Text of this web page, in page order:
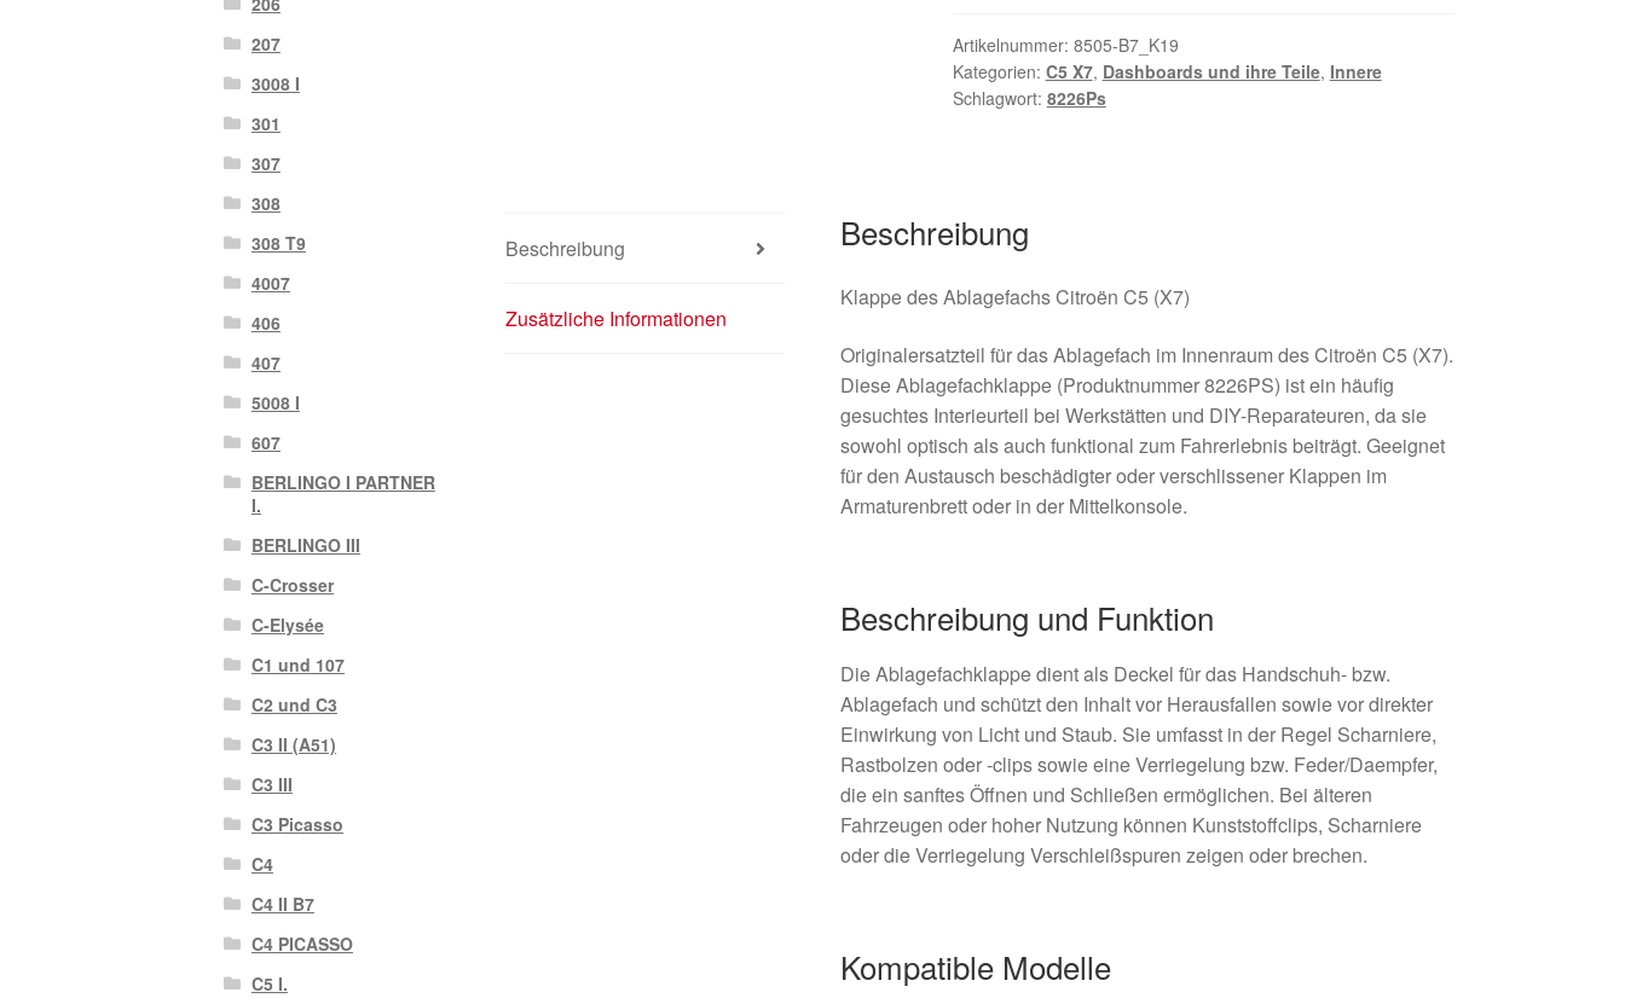
X7
8226
PSA
Artikelnummer: 8505-B7_K19
Kategorien: C5 X7, Dashboards und ihre Teile, Innere
Schlagwort: 8226Ps
Beschreibung
Zusätzliche Informationen
Beschreibung
Klappe des Ablagefachs Citroën C5 (X7)
Originalersatzteil für das Ablagefach im Innenraum des Citroën C5 (X7).
Diese Ablagefachklappe (Produktnummer 8226PS) ist ein häufig
gesuchtes Interieurteil bei Werkstätten und DIY-Reparateuren, da sie
sowohl optisch als auch funktional zum Fahrerlebnis beiträgt. Geeignet
für den Austausch beschädigter oder verschlissener Klappen im
Armaturenbrett oder in der Mittelkonsole.
Beschreibung und Funktion
Die Ablagefachklappe dient als Deckel für das Handschuh- bzw.
Ablagefach und schützt den Inhalt vor Herausfallen sowie vor direkter
Einwirkung von Licht und Staub. Sie umfasst in der Regel Scharniere,
Rastbolzen oder -clips sowie eine Verriegelung bzw. Feder/Daempfer,
die ein sanftes Öffnen und Schließen ermöglichen. Bei älteren
Fahrzeugen oder hoher Nutzung können Kunststoffclips, Scharniere
oder die Verriegelung Verschleißspuren zeigen oder brechen.
Kompatible Modelle
207
3008 I
301
307
308
308 T9
4007
406
407
5008 I
607
BERLINGO I PARTNER
I.
BERLINGO III
C-Crosser
C-Elysée
C1 und 107
C2 und C3
C3 II (A51)
C3 III
C3 Picasso
C4
C4 II B7
C4 PICASSO
C5 I.